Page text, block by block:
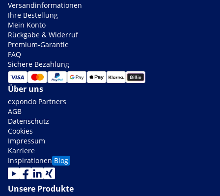
Versandinformationen
Ihre Bestellung
Mein Konto
Rückgabe & Widerruf
Premium-Garantie
FAQ
Sichere Bezahlung
Über uns
expondo Partners
AGB
Datenschutz
Cookies
Impressum
Karriere
Inspirationen Blog
Unsere Produkte